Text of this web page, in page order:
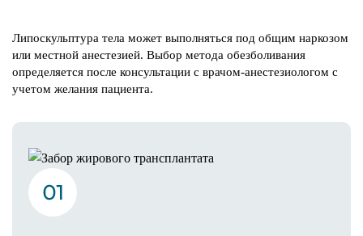
Липоскульптура тела может выполняться под общим наркозом
или местной анестезией. Выбор метода обезболивания
определяется после консультации с врачом-анестезиологом с
учетом желания пациента.